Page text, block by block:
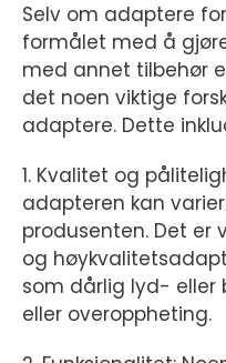
Selv om adaptere
formålet med å
med annet tilbehør
det noen viktige
adaptere. Dette
1. Kvalitet og
adapteren kan
produsenten. Det er
og
som dårlig lyd- eller
eller overoppheting.